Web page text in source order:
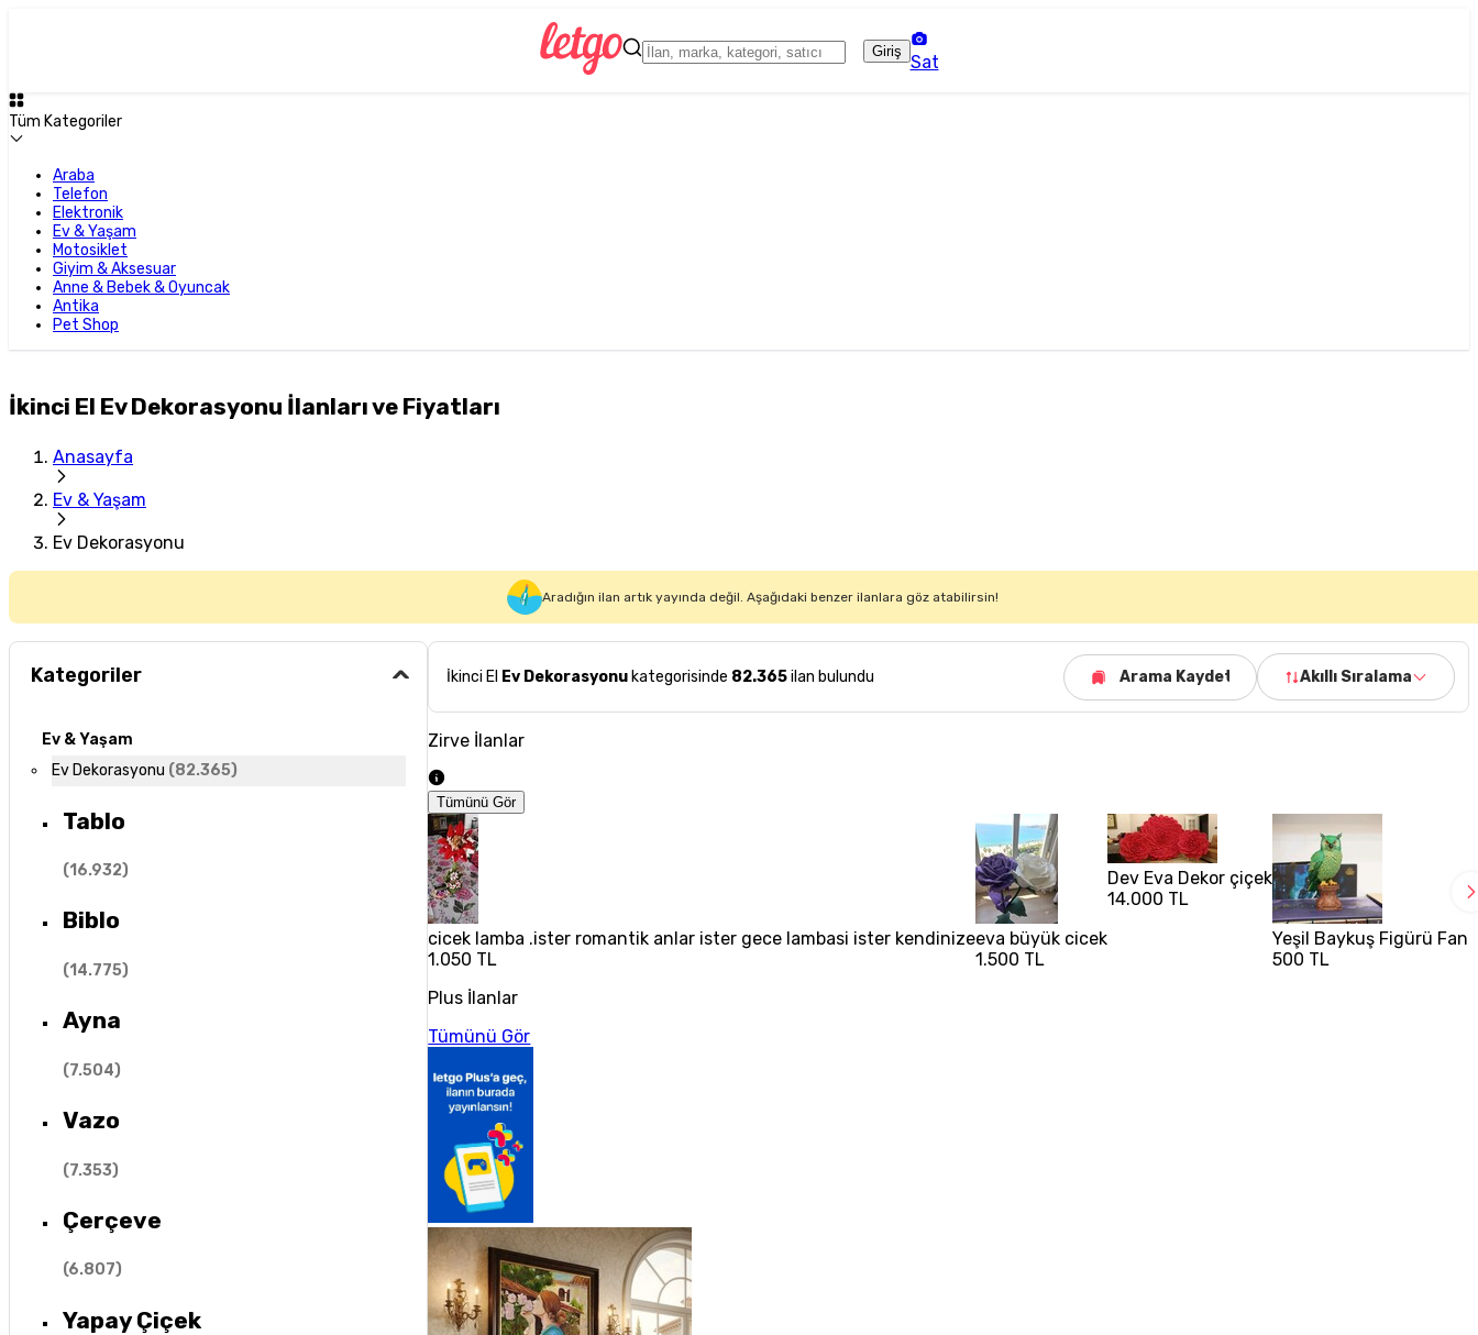
Giriş
Sat
Tüm Kategoriler
Araba
Telefon
Elektronik
Ev & Yaşam
Motosiklet
Giyim & Aksesuar
Anne & Bebek & Oyuncak
Antika
Pet Shop
İkinci El Ev Dekorasyonu İlanları ve Fiyatları
Anasayfa
Ev & Yaşam
Ev Dekorasyonu
Aradığın ilan artık yayında değil. Aşağıdaki benzer ilanlara göz atabilirsin!
Kategoriler
Ev & Yaşam
Ev Dekorasyonu (82.365)
Tablo
(16.932)
Biblo
(14.775)
Ayna
(7.504)
Vazo
(7.353)
Çerçeve
(6.807)
Yapay Çiçek
İkinci El Ev Dekorasyonu kategorisinde 82.365ilan bulundu Arama Kaydet Akıllı Sıralama
Zirve İlanlar
Tümünü Gör
cicek lamba .ister romantik anlar ister gece lambasi ister kendinize
1.050 TL
eva büyük cicek
1.500 TL
Dev Eva Dekor çiçek
14.000 TL
Yeşil Baykuş Figürü
500 TL
Plus İlanlar
Tümünü Gör